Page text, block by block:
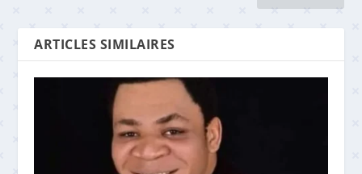
ARTICLES SIMILAIRES